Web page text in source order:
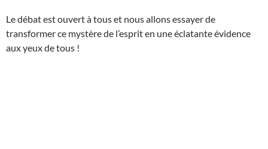
Le débat est ouvert à tous et nous allons essayer de
transformer ce mystère de l’esprit en une éclatante évidence
aux yeux de tous !